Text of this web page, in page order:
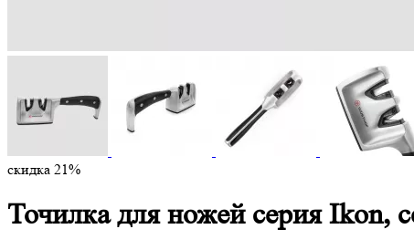
скидка 21%
Точилка для ножей серия Ikon,